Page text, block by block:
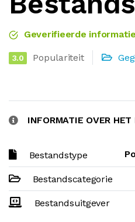
Geverifieerde informatie
3.0 Populariteit
INFORMATIE OVER
Bestandstype
Bestandscategorie
Bestandsuitgever